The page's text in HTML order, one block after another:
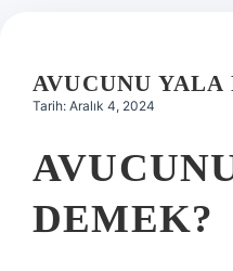
Hakkımızda
AVUCUNU
Tarih: Aralık 4, 2024
DEMEK?